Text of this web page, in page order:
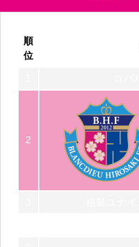
順
位
2